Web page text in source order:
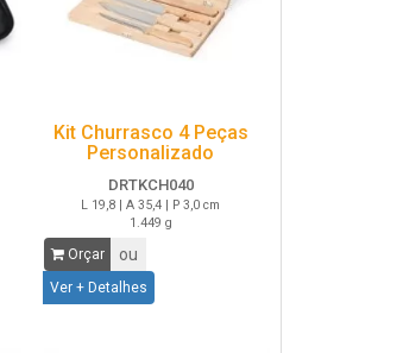
Kit Churrasco 4 Peças
Personalizado
DRTKCH040
L 19,8 | A 35,4 | P 3,0 cm
1.449 g
Orçar ou
Ver + Detalhes